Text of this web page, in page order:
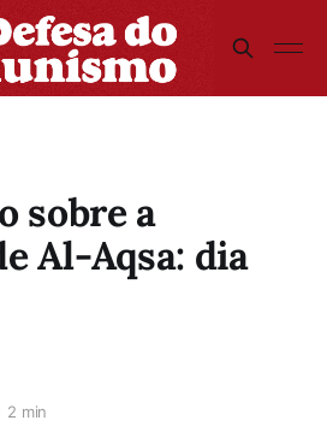
sobre a
Al-Aqsa: dia
2 min